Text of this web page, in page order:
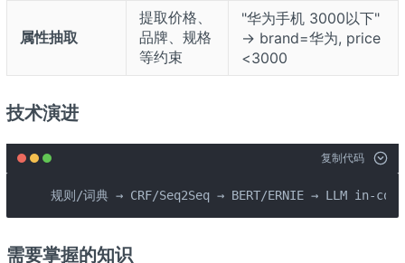
属性抽取
提取价格、
品牌、规格
等约束
"华为手机 3000以下"
→ brand=华为, price
<3000
技术演进
复制代码
规则/词典 → CRF/Seq2Seq → BERT/ERNIE → LLM in-
需要掌握的知识